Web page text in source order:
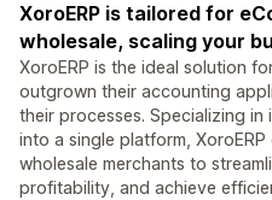
XoroERP is tailored for
wholesale, scaling your
XoroERP is the ideal solution
outgrown their accounting
their processes. Specializing
into a single platform,
wholesale merchants to
profitability, and achieve